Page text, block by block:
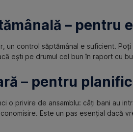
– pentru
un control săptămânal e suficient.
ești pe drumul cel bun în raport cu
– pentru
o privire de ansamblu: câți bani au
Este un pas esențial dacă